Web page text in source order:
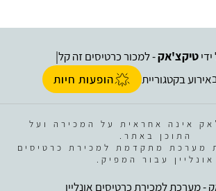
טיקצ'אק- למכור כרטיסים זה קל|
אירוע בקטגוריית הופעות חיות
אינה אחראית על המכירה ועל
התוכן באתר.
מערכת מתקדמת למכירת כרטיסים
אונליין עבור המפיק.
- מערכת למכירת כרטיסים אונליין